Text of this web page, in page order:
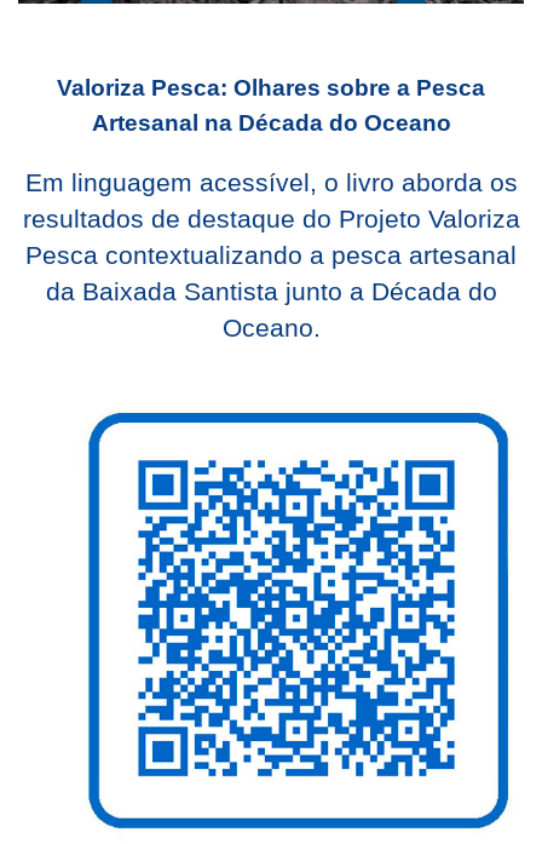
Valoriza Pesca: Olhares sobre a Pesca
Artesanal na Década do Oceano
Em linguagem acessível, o livro aborda os
resultados de destaque do Projeto Valoriza
Pesca contextualizando a pesca artesanal
da Baixada Santista junto a Década do
Oceano.